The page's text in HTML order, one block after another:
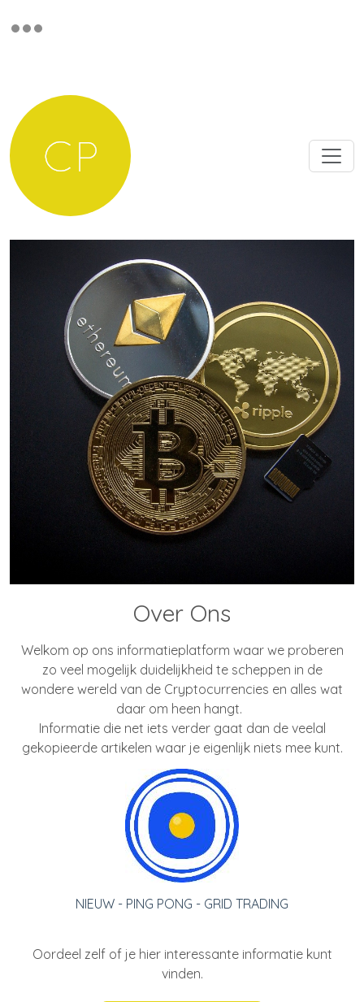
Over Ons
Welkom op ons informatieplatform waar we proberen
zo veel mogelijk duidelijkheid te scheppen in de
wondere wereld van de Cryptocurrencies en alles wat
daar om heen hangt.
Informatie die net iets verder gaat dan de veelal
gekopieerde artikelen waar je eigenlijk niets mee kunt.
NIEUW - PING PONG - GRID TRADING
Oordeel zelf of je hier interessante informatie kunt
vinden.